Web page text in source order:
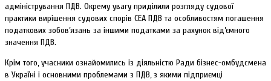
адміністрування ПДВ. Окрему увагу приділили розгляду судової
практики вирішення судових спорів СЕА ПДВ та особливостям погашення
податкових зобов’язань за іншими податками за рахунок від’ємного
значення ПДВ.
Крім того, учасники ознайомились із діяльністю Ради бізнес-омбудсмена
в Україні і основними проблемами з ПДВ, з якими підприємці